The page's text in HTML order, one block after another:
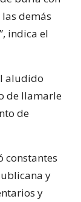
demás
indica el
aludido
de llamarle
de
constantes
y
y